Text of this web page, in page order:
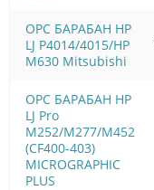
OPC БАРАБАН HP
LJ P4014/4015/HP
M630 Mitsubishi
OPC БАРАБАН HP
LJ Pro
M252/M277/M452
(CF400-403)
MICROGRAPHIC
PLUS